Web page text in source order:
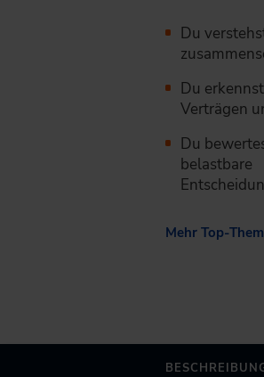
Du
Du
Verträgen
Du
belastbare
Mehr Top-